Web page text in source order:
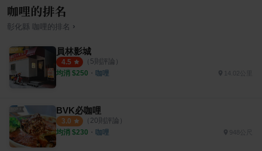
咖哩的排名
彰化縣 咖哩 的排名 ›
員林影城
4.5 （ 5則評論）
均消 $250 ・ 咖哩 14.02公里
BVK必咖哩
3.0 （ 20則評論）
均消 $230 ・ 咖哩 948公尺